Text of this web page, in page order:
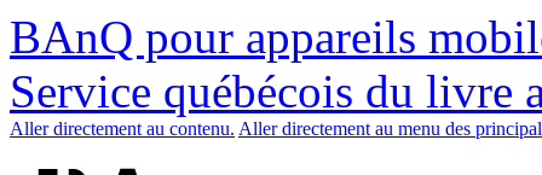
BAnQ pour appareils
Service québécois du livre
Aller directement au contenu. Aller directement au menu des